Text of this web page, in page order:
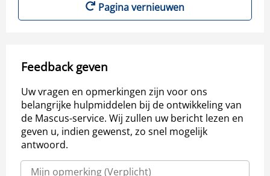
Pagina vernieuwen
Feedback geven
Uw vragen en opmerkingen zijn voor ons
belangrijke hulpmiddelen bij de ontwikkeling van
de Mascus-service. Wij zullen uw bericht lezen en
geven u, indien gewenst, zo snel mogelijk
antwoord.